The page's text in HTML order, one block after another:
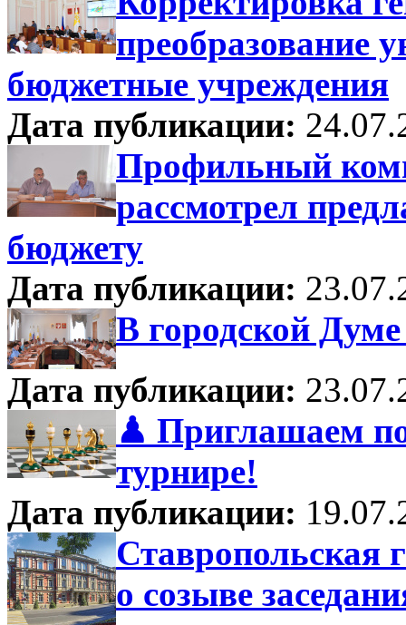
преобразование
бюджетные учреждения
Дата публикации:
Профильный
рассмотрел
бюджету
Дата публикации:
В городской
Дата публикации:
♟ Приглашаем
турнире!
Дата публикации:
Ставропольская
о созыве